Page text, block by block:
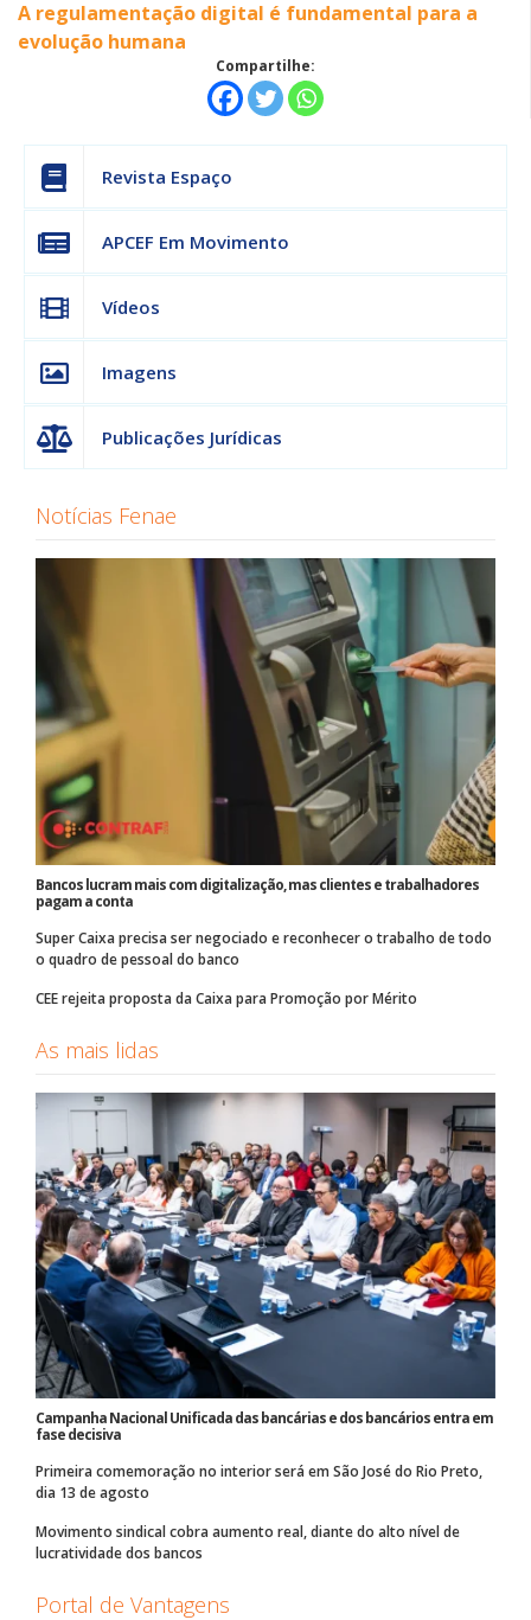
A regulamentação digital é fundamental para a
evolução humana
Compartilhe:
Revista Espaço
APCEF Em Movimento
Vídeos
Imagens
Publicações Jurídicas
Notícias Fenae
Bancos lucram mais com digitalização, mas clientes e trabalhadores
pagam a conta
Super Caixa precisa ser negociado e reconhecer o trabalho de todo
o quadro de pessoal do banco
CEE rejeita proposta da Caixa para Promoção por Mérito
As mais lidas
Campanha Nacional Unificada das bancárias e dos bancários entra em
fase decisiva
Primeira comemoração no interior será em São José do Rio Preto,
dia 13 de agosto
Movimento sindical cobra aumento real, diante do alto nível de
lucratividade dos bancos
Portal de Vantagens